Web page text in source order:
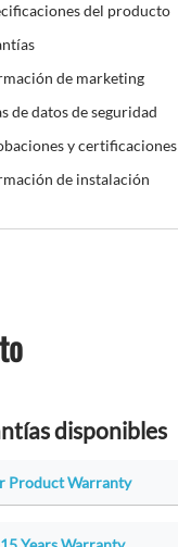
del producto
de marketing
de datos de seguridad
y certificaciones
de instalación
disponibles
Product Warranty